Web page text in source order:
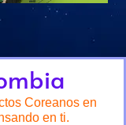
Coreanos en
en ti.